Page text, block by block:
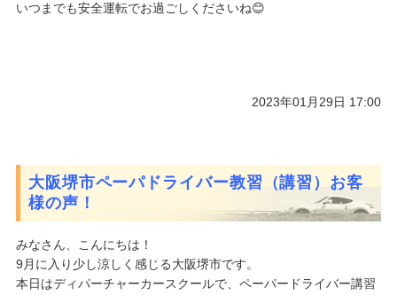
いつまでも安全運転でお過ごしくださいね😊
2023年01月29日 17:00
大阪堺市ペーパドライバー教習（講習）お客
様の声！
みなさん、こんにちは！
9月に入り少し涼しく感じる大阪堺市です。
本日はディパーチャーカースクールで、ペーパードライバー講習